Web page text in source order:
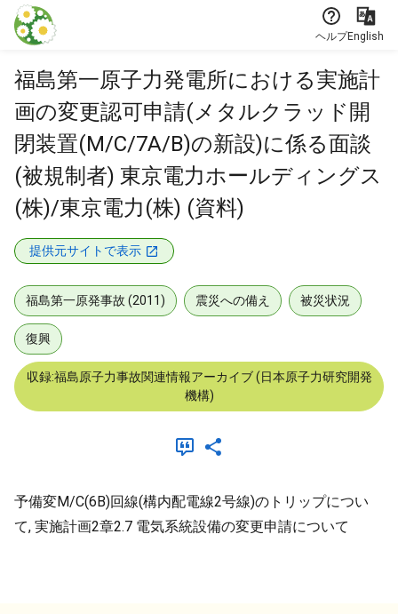
本文に飛ぶ
ヘルプEnglish
福島第一原子力発電所における実施計
画の変更認可申請(メタルクラッド開
閉装置(M/C/7A/B)の新設)に係る面談
(被規制者) 東京電力ホールディングス
(株)/東京電力(株) (資料)
提供元サイトで表示
福島第一原発事故 (2011) 震災への備え 被災状況
復興
収録:福島原子力事故関連情報アーカイブ (日本原子力研究開発
機構)
予備変M/C(6B)回線(構内配電線2号線)のトリップについ
て, 実施計画2章2.7 電気系統設備の変更申請について